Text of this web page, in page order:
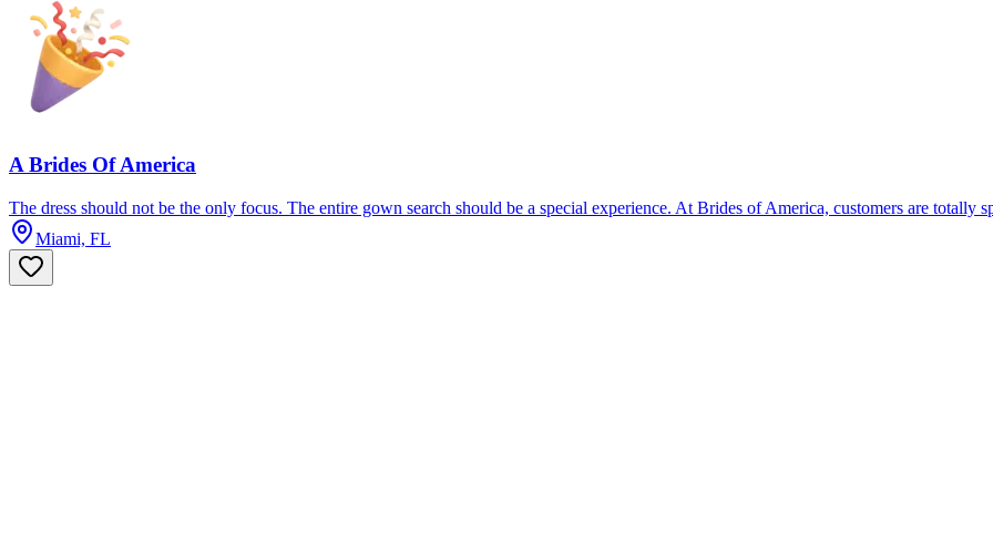
A Brides Of America
The dress should not be the only focus. The entire gown search should be a special experience. At Brides of America, customers are totally
Miami, FL